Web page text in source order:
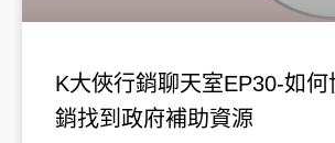
K大俠行銷聊天室EP30-如何
銷找到政府補助資源